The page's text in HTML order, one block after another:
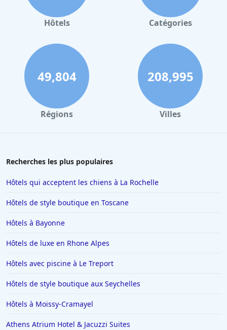
Hôtels Catégories
49,804
Régions
208,995
Villes
Recherches les plus populaires
Hôtels qui acceptent les chiens à La Rochelle
Hôtels de style boutique en Toscane
Hôtels à Bayonne
Hôtels de luxe en Rhone Alpes
Hôtels avec piscine à Le Treport
Hôtels de style boutique aux Seychelles
Hôtels à Moissy-Cramayel
Athens Atrium Hotel & Jacuzzi Suites